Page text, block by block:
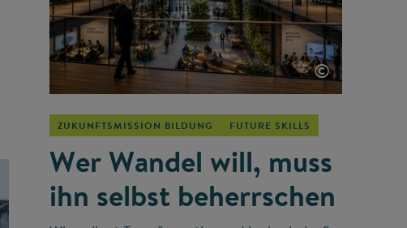
©
ZUKUNFTSMISSION BILDUNG FUTURE SKILLS
Wer Wandel will, muss
ihn selbst beherrschen